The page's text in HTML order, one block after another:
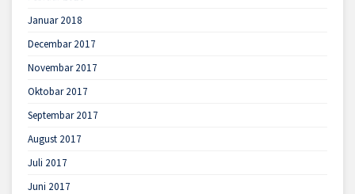
Januar 2018
Decembar 2017
Novembar 2017
Oktobar 2017
Septembar 2017
August 2017
Juli 2017
Juni 2017